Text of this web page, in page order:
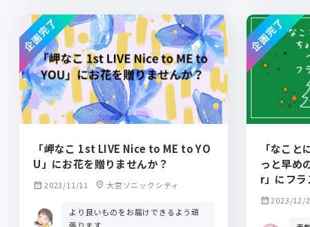
「岬なこ 1st LIVE Nice to ME to YO
U」にお花を贈りませんか？
calendar_month 2023/11/11 location_on 大宮ソニックシティ
より良いものをお届けできるよう頑
企画完了
「なこ
っと早め
r」にフラ
calendar_month2023/12/
企画完了